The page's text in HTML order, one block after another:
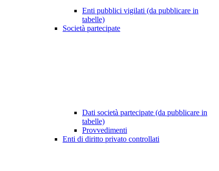
Enti pubblici vigilati (da pubblicare in
tabelle)
Società partecipate
Dati società partecipate (da pubblicare in
tabelle)
Provvedimenti
Enti di diritto privato controllati